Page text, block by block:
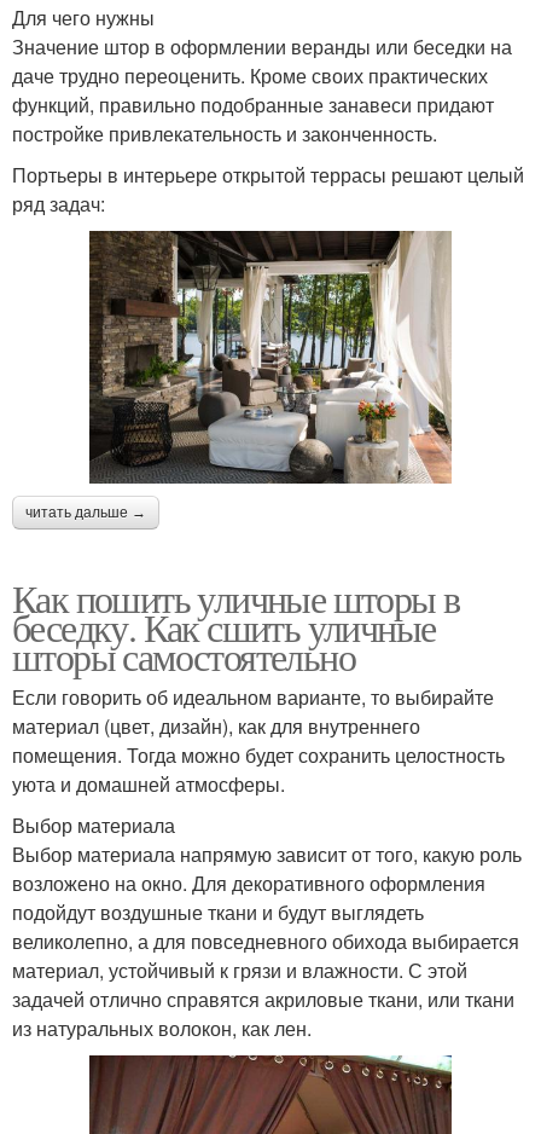
Для чего нужны
Значение штор в оформлении веранды или беседки на
даче трудно переоценить. Кроме своих практических
функций, правильно подобранные занавеси придают
постройке привлекательность и законченность.
Портьеры в интерьере открытой террасы решают целый
ряд задач:
читать дальше →
Как пошить уличные шторы в
беседку. Как сшить уличные
шторы самостоятельно
Если говорить об идеальном варианте, то выбирайте
материал (цвет, дизайн), как для внутреннего
помещения. Тогда можно будет сохранить целостность
уюта и домашней атмосферы.
Выбор материала
Выбор материала напрямую зависит от того, какую роль
возложено на окно. Для декоративного оформления
подойдут воздушные ткани и будут выглядеть
великолепно, а для повседневного обихода выбирается
материал, устойчивый к грязи и влажности. С этой
задачей отлично справятся акриловые ткани, или ткани
из натуральных волокон, как лен.